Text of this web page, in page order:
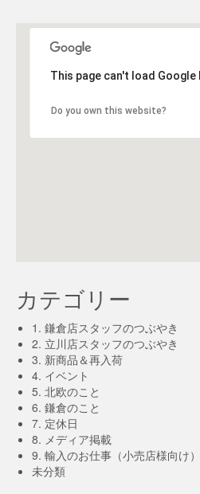
This page can't load
Do you own this website?
カテゴリー
1. 鎌倉店スタッフのつぶやき
2. 立川店スタッフのつぶやき
3. 新商品＆再入荷
4. イベント
5. 北欧のこと
6. 鎌倉のこと
7. 定休日
8. メディア掲載
9. 輸入のお仕事（小売店様向け）
未分類